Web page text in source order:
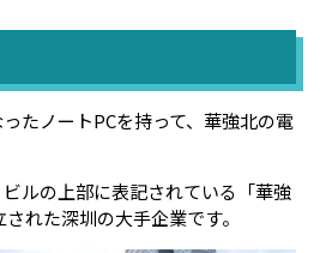
たノートPCを持って、華強北の電
ルの上部に表記されている「華強
れた深圳の大手企業です。